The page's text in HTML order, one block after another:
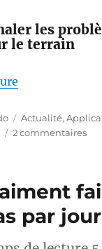
les
le terrain
Étiquettes
Actualité,
2 commentairessur
des
par